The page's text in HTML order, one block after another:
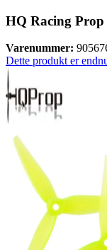
HQ Racing
Varenummer:
Dette produkt er